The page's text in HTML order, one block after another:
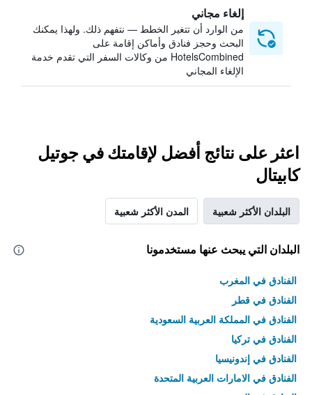
إلغاء مجاني
من الوارد أن تتغير الخطط — نتفهم ذلك. ولهذا يمكنك
البحث وحجز فنادق وأماكن إقامة على
HotelsCombined من وكالات السفر التي تقدم خدمة
الإلغاء المجاني
اعثر على نتائج أفضل لإقامتك في جوتيل
كابيتال
البلدان الأكثر شعبية المدن الأكثر شعبية
البلدان التي يبحث عنها مستخدمونا
الفنادق في المغرب
الفنادق في قطر
الفنادق في المملكة العربية السعودية
الفنادق في تركيا
الفنادق في إندونيسيا
الفنادق في الامارات العربية المتحدة